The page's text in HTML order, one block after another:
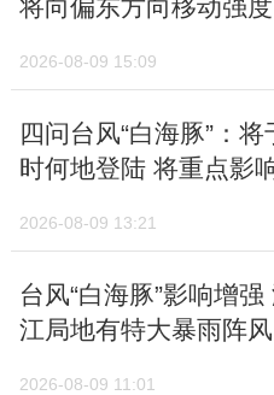
那么，就一直热下去
上降雨增多，华北、
温也会陆续下滑到常
至短暂转为偏低状态
像西宁，明天最高气
银川15日至16日最高
将向偏东方向移动强
2026-08-09 15:09
四问台风“白海豚”：将
时何地登陆 将重点影
2026-08-09 13:21
台风“白海豚”影响增强
江局地有特大暴雨阵
2026-08-09 11:01